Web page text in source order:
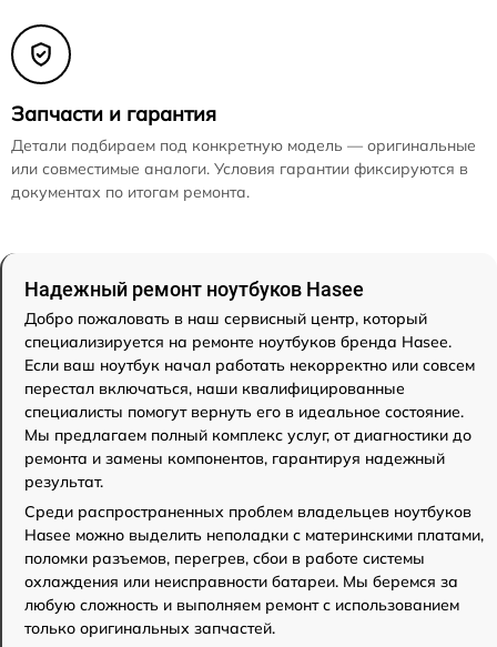
Запчасти и гарантия
Детали подбираем под конкретную модель — оригинальные
или совместимые аналоги. Условия гарантии фиксируются в
документах по итогам ремонта.
Надежный ремонт ноутбуков Hasee
Добро пожаловать в наш сервисный центр, который
специализируется на ремонте ноутбуков бренда Hasee.
Если ваш ноутбук начал работать некорректно или совсем
перестал включаться, наши квалифицированные
специалисты помогут вернуть его в идеальное состояние.
Мы предлагаем полный комплекс услуг, от диагностики до
ремонта и замены компонентов, гарантируя надежный
результат.
Среди распространенных проблем владельцев ноутбуков
Hasee можно выделить неполадки с материнскими платами,
поломки разъемов, перегрев, сбои в работе системы
охлаждения или неисправности батареи. Мы беремся за
любую сложность и выполняем ремонт с использованием
только оригинальных запчастей.